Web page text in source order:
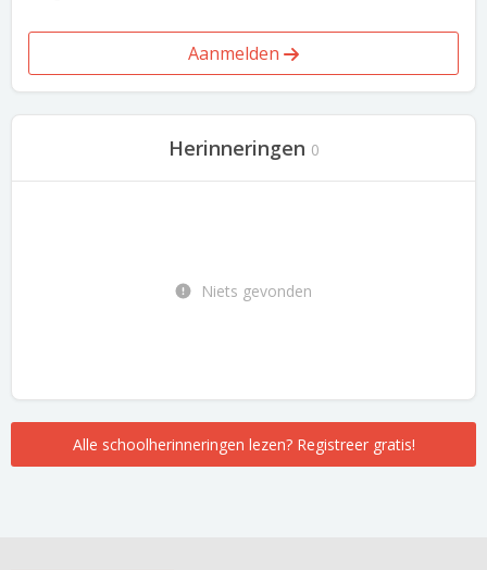
Aanmelden
Herinneringen 0
Niets gevonden
Alle schoolherinneringen lezen? Registreer gratis!